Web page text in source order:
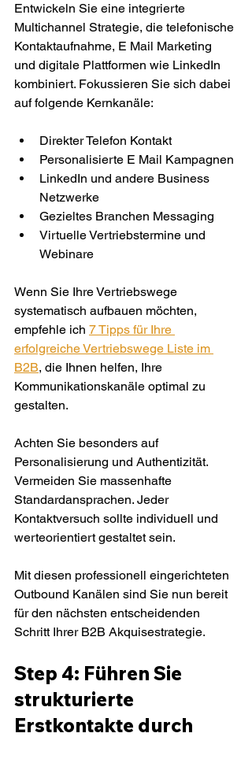
Entwickeln Sie eine integrierte
Multichannel Strategie, die telefonische
Kontaktaufnahme, E Mail Marketing
und digitale Plattformen wie LinkedIn
kombiniert. Fokussieren Sie sich dabei
auf folgende Kernkanäle:
Direkter Telefon Kontakt
Personalisierte E Mail Kampagnen
LinkedIn und andere Business
Netzwerke
Gezieltes Branchen Messaging
Virtuelle Vertriebstermine und
Webinare
Wenn Sie Ihre Vertriebswege
systematisch aufbauen möchten,
empfehle ich 7 Tipps für Ihre
erfolgreiche Vertriebswege Liste im
B2B, die Ihnen helfen, Ihre
Kommunikationskanäle optimal zu
gestalten.
Achten Sie besonders auf
Personalisierung und Authentizität.
Vermeiden Sie massenhafte
Standardansprachen. Jeder
Kontaktversuch sollte individuell und
werteorientiert gestaltet sein.
Mit diesen professionell eingerichteten
Outbound Kanälen sind Sie nun bereit
für den nächsten entscheidenden
Schritt Ihrer B2B Akquisestrategie.
Step 4: Führen Sie
strukturierte
Erstkontakte durch